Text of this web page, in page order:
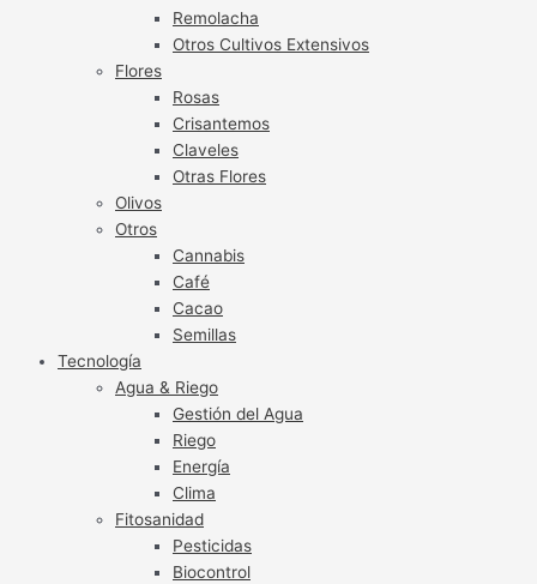
Remolacha
Otros Cultivos Extensivos
Flores
Rosas
Crisantemos
Claveles
Otras Flores
Olivos
Otros
Cannabis
Café
Cacao
Semillas
Tecnología
Agua & Riego
Gestión del Agua
Riego
Energía
Clima
Fitosanidad
Pesticidas
Biocontrol